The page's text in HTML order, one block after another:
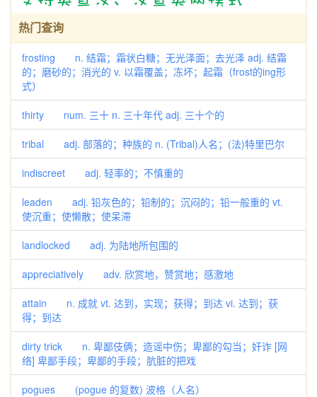
热门查询
frosting n. 结霜；霜状白糖；无光泽面；去光泽 adj. 结霜
的；磨砂的；消光的 v. 以霜覆盖；冻坏；起霜（frost的ing形
式）
thirty num. 三十 n. 三十年代 adj. 三十个的
tribal adj. 部落的；种族的 n. (Tribal)人名；(法)特里巴尔
indiscreet adj. 轻率的；不慎重的
leaden adj. 铅灰色的；铅制的；沉闷的；铅一般重的 vt.
使沉重；使懒散；使呆滞
landlocked adj. 为陆地所包围的
appreciatively adv. 欣赏地，赞赏地；感激地
attain n. 成就 vt. 达到，实现；获得；到达 vi. 达到；获
得；到达
dirty trick n. 卑鄙伎俩；造谣中伤；卑鄙的勾当；奸诈 [网
络] 卑鄙手段；卑鄙的手段；肮脏的把戏
pogues (pogue 的复数) 波格（人名）